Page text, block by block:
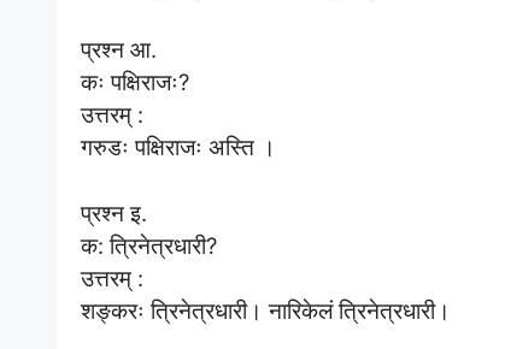
प्रश्न आ.
कः पक्षिराजः?
उत्तरम् :
गरुडः पक्षिराजः अस्ति ।
प्रश्न इ.
क: त्रिनेत्रधारी?
उत्तरम् :
शङ्करः त्रिनेत्रधारी। नारिकेलं त्रिनेत्रधारी।